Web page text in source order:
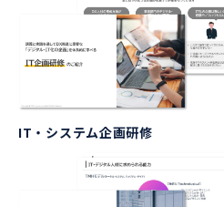
IT・システム企画研修